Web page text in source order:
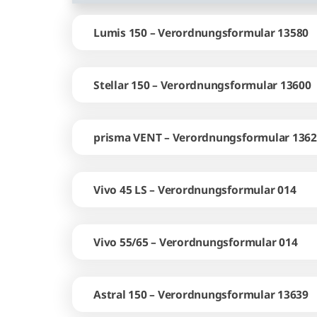
Lumis 150 – Verordnungsformular 13580
Stellar 150 – Verordnungsformular 13600
prisma VENT – Verordnungsformular
Vivo 45 LS – Verordnungsformular 014
Vivo 55/65 – Verordnungsformular 014
Astral 150 – Verordnungsformular 13639